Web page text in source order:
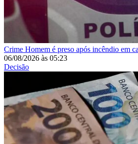
Crime Homem é preso após incêndio em
06/08/2026 às 05:23
Decisão